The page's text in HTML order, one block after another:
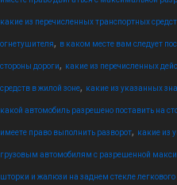
какие из перечисленных транспортных
огнетушителя, в каком месте вам следует
стороны дороги, какие из перечисленных
средств в жилой зоне, какие из указанных
какой автомобиль разрешено поставить на
имеете право выполнить разворот, какие из
грузовым автомобилям с разрешенной
шторки и жалюзи на заднем стекле